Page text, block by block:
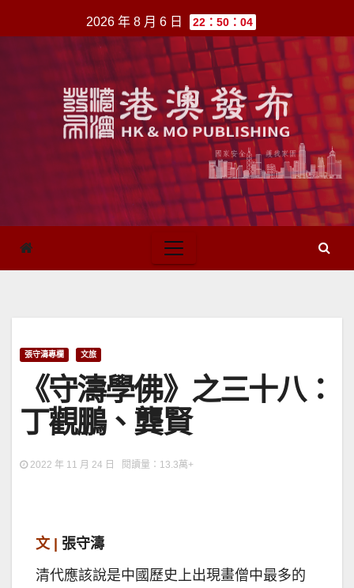
至
2026 年 8 月 6 日 22：50：04
張守濤專欄 文旅
《守濤學佛》之三十八：
丁觀鵬、龔賢
2022 年 11 月 24 日 閱讀量：13.3萬+
文 |
張守濤
清代應該說是中國歷史上出現畫僧中最多的